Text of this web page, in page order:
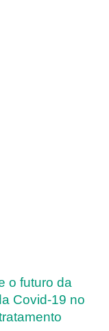
o futuro da
Covid-19 no